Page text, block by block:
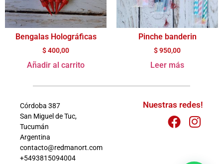
Bengalas Holográficas
$400,00
Añadir al carrito
Pinche banderin
$950,00
Leer más
Córdoba 387
San Miguel de Tuc,
Tucumán
Argentina
contacto@redmanort.com
+5493815094004
Nuestras redes!